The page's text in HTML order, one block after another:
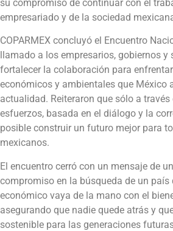
su compromiso de continuar con el
empresariado y de la sociedad
COPARMEX concluyó el Encuentro
llamado a los empresarios, gobiernos
fortalecer la colaboración para
económicos y ambientales que México
actualidad. Reiteraron que sólo a
esfuerzos, basada en el diálogo y la
posible construir un futuro mejor para
mexicanos.
El encuentro cerró con un mensaje de
compromiso en la búsqueda de un país
económico vaya de la mano con el
asegurando que nadie quede atrás y
sostenible para las generaciones